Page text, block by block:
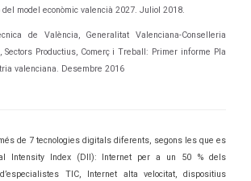
model econòmic valencià 2027. Juliol 2018.
de València, Generalitat Valenciana-Conselleria
Sectors Productius, Comerç i Treball: Primer informe Pla
valenciana. Desembre 2016
de 7 tecnologies digitals diferents, segons les que es
Intensity Index (DII): Internet per a un 50 % dels
TIC, Internet alta velocitat, dispositius